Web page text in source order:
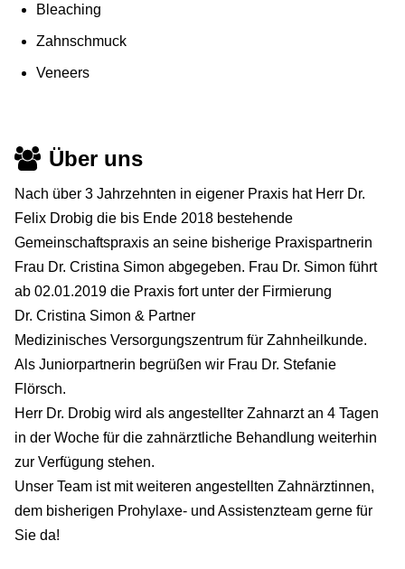
Bleaching
Zahnschmuck
Veneers
Über uns
Nach über 3 Jahrzehnten in eigener Praxis hat Herr Dr.
Felix Drobig die bis Ende 2018 bestehende
Gemeinschaftspraxis an seine bisherige Praxispartnerin
Frau Dr. Cristina Simon abgegeben. Frau Dr. Simon führt
ab 02.01.2019 die Praxis fort unter der Firmierung
Dr. Cristina Simon & Partner
Medizinisches Versorgungszentrum für Zahnheilkunde.
Als Juniorpartnerin begrüßen wir Frau Dr. Stefanie
Flörsch.
Herr Dr. Drobig wird als angestellter Zahnarzt an 4 Tagen
in der Woche für die zahnärztliche Behandlung weiterhin
zur Verfügung stehen.
Unser Team ist mit weiteren angestellten Zahnärztinnen,
dem bisherigen Prohylaxe- und Assistenzteam gerne für
Sie da!